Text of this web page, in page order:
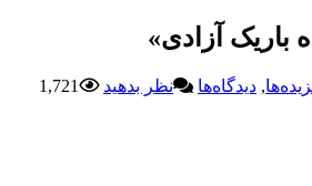
باریک آزادی»
, دیدگاه‌ها نظر بدهید
1,721